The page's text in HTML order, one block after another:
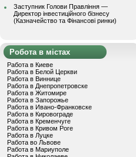
Заступник Голови Правління —
Директор інвестиційного бізнесу
(Казначейство та Фінансові ринки)
Робота в містах
Работа в Киеве
Работа в Белой Церкви
Работа в Виннице
Работа в Днепропетровске
Работа в Житомире
Работа в Запорожье
Работа в Ивано-Франковске
Работа в Кировограде
Работа в Кременчуге
Работа в Кривом Роге
Работа в Луцке
Работа во Львове
Работа в Мариуполе